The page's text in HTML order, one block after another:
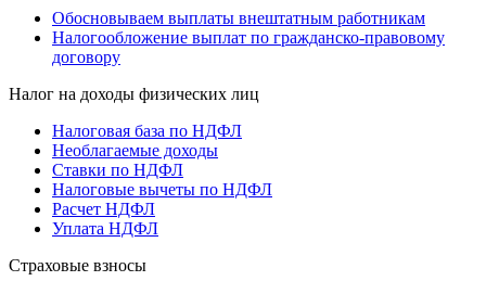
Обосновываем выплаты внештатным работникам
Налогообложение выплат по гражданско-правовому
договору
Налог на доходы физических лиц
Налоговая база по НДФЛ
Необлагаемые доходы
Ставки по НДФЛ
Налоговые вычеты по НДФЛ
Расчет НДФЛ
Уплата НДФЛ
Страховые взносы